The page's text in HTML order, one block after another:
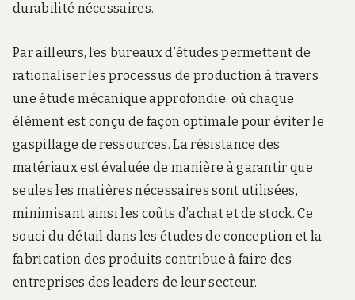
durabilité nécessaires.
Par ailleurs, les bureaux d’études permettent de
rationaliser les processus de production à travers
une étude mécanique approfondie, où chaque
élément est conçu de façon optimale pour éviter le
gaspillage de ressources. La résistance des
matériaux est évaluée de manière à garantir que
seules les matières nécessaires sont utilisées,
minimisant ainsi les coûts d’achat et de stock. Ce
souci du détail dans les études de conception et la
fabrication des produits contribue à faire des
entreprises des leaders de leur secteur.